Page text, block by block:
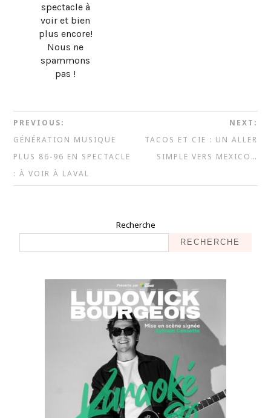
spectacle à
voir et bien
plus encore!
Nous ne
spammons
pas !
PREVIOUS:
GÉNÉRATION MUSIQUE
PLUS 86-96 EN SPECTACLE
: À VOIR À LAVAL
NEXT:
TACOS ET CIE : UN ALLER
SIMPLE VERS MEXICO…
Recherche
RECHERCHE